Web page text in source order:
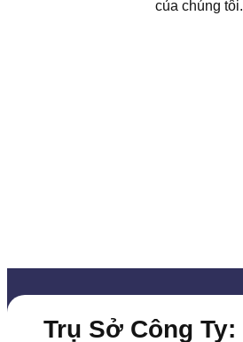
của chúng tôi.
Trụ Sở Công Ty: